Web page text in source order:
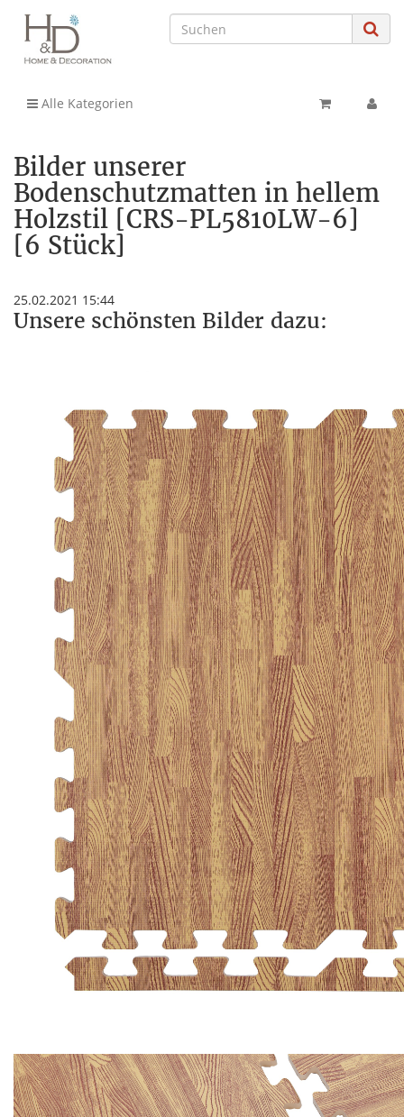
Alle Kategorien
Bilder unserer
Bodenschutzmatten in hellem
Holzstil [CRS-PL5810LW-6]
[6 Stück]
25.02.2021 15:44
Unsere schönsten Bilder dazu: